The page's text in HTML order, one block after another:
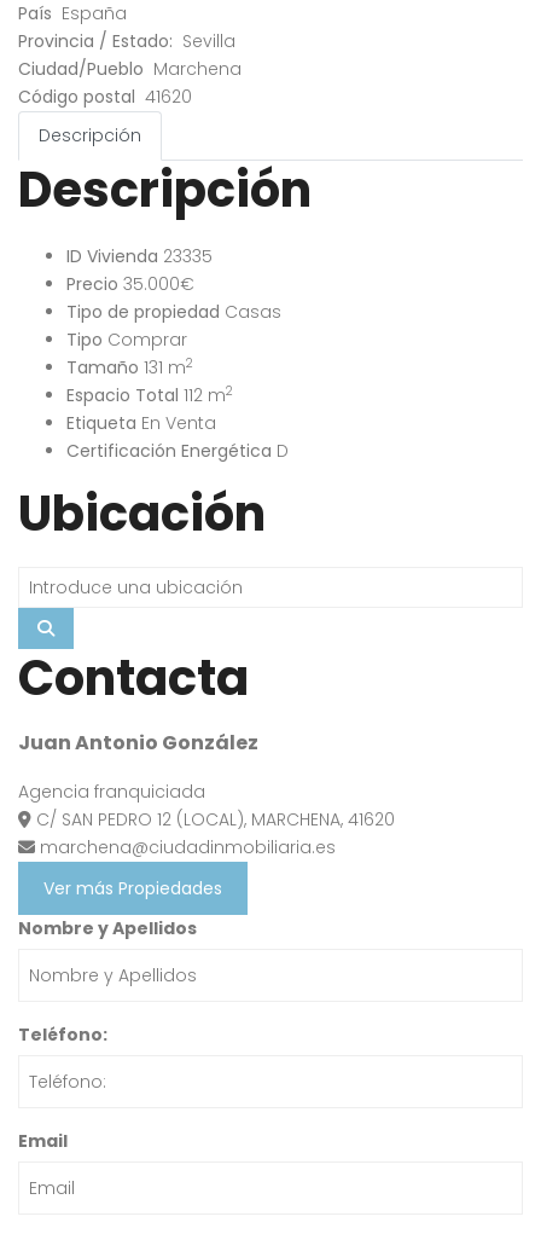
País España
Provincia / Estado: Sevilla
Ciudad/Pueblo Marchena
Código postal 41620
Descripción
Descripción
ID Vivienda 23335
Precio 35.000€
Tipo de propiedad Casas
Tipo Comprar
Tamaño 131 m2
Espacio Total 112 m2
Etiqueta En Venta
Certificación Energética D
Ubicación
Contacta
Juan Antonio González
Agencia franquiciada
C/ SAN PEDRO 12 (LOCAL), MARCHENA, 41620
marchena@ciudadinmobiliaria.es
Ver más Propiedades
Nombre y Apellidos
Teléfono:
Email